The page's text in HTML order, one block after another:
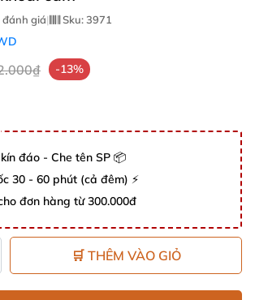
đánh giá| Sku:3971
-13%
đáo - Che tên SP 📦
30 - 60 phút (cả đêm) ⚡
đơn hàng từ 300.000đ
🛒 THÊM VÀO GIỎ